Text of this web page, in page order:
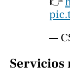
—
Servicios